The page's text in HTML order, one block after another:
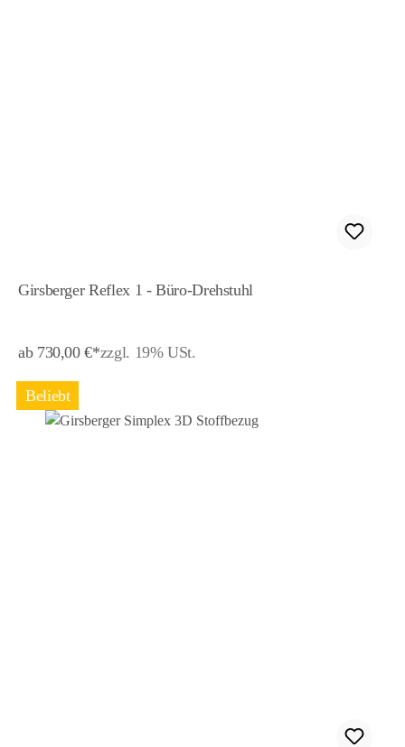
Girsberger Reflex 1 - Büro-Drehstuhl
ab 730,00 €*zzgl. 19% USt.
Beliebt